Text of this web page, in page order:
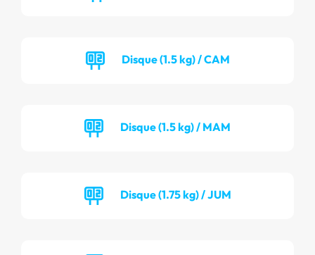
Disque (1.5 kg) / CAM
Disque (1.5 kg) / MAM
Disque (1.75 kg) / JUM